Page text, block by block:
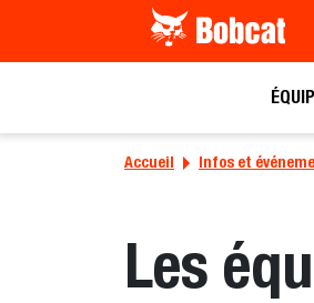
Accueil Infos et
Les